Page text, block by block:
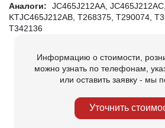
Аналоги:
JC465J212AA,
KTJC465J212AB, T268375, T290074,
T342136
Информацию о стоимости,
можно узнать по телефонам,
или оставить заявку - мы
Уточнить